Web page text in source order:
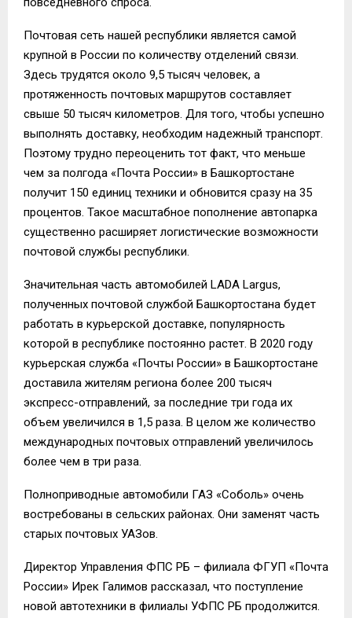
Почтовая сеть нашей республики является самой
крупной в России по количеству отделений связи.
Здесь трудятся около 9,5 тысяч человек, а
протяженность почтовых маршрутов составляет
свыше 50 тысяч километров. Для того, чтобы успешно
выполнять доставку, необходим надежный транспорт.
Поэтому трудно переоценить тот факт, что меньше
чем за полгода «Почта России» в Башкортостане
получит 150 единиц техники и обновится сразу на 35
процентов. Такое масштабное пополнение автопарка
существенно расширяет логистические возможности
почтовой службы республики.
Значительная часть автомобилей LADA Largus,
полученных почтовой службой Башкортостана будет
работать в курьерской доставке, популярность
которой в республике постоянно растет. В 2020 году
курьерская служба «Почты России» в Башкортостане
доставила жителям региона более 200 тысяч
экспресс-отправлений, за последние три года их
объем увеличился в 1,5 раза. В целом же количество
международных почтовых отправлений увеличилось
более чем в три раза.
Полноприводные автомобили ГАЗ «Соболь» очень
востребованы в сельских районах. Они заменят часть
старых почтовых УАЗов.
Директор Управления ФПС РБ – филиала ФГУП «Почта
России» Ирек Галимов рассказал, что поступление
новой автотехники в филиалы УФПС РБ продолжится.